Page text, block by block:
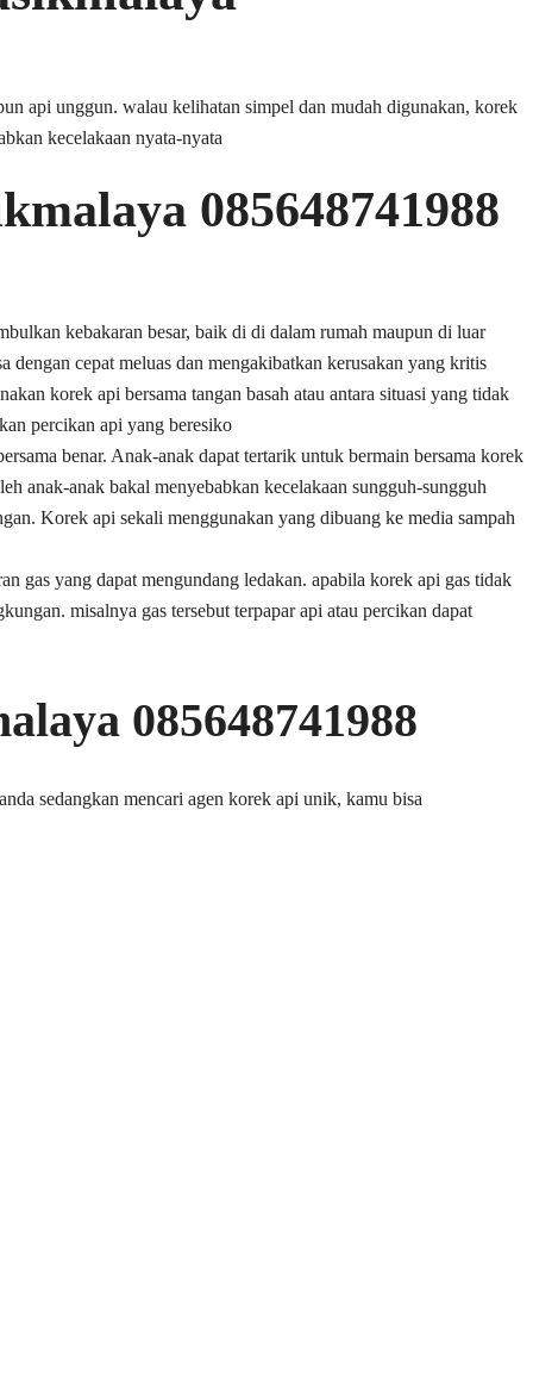
api unggun. walau kelihatan simpel dan mudah digunakan, korek
kecelakaan nyata-nyata
085648741988
kebakaran besar, baik di di dalam rumah maupun di luar
cepat meluas dan mengakibatkan kerusakan yang kritis
korek api bersama tangan basah atau antara situasi yang tidak
percikan api yang beresiko
benar. Anak-anak dapat tertarik untuk bermain bersama korek
anak-anak bakal menyebabkan kecelakaan sungguh-sungguh
Korek api sekali menggunakan yang dibuang ke media sampah
gas yang dapat mengundang ledakan. apabila korek api gas tidak
misalnya gas tersebut terpapar api atau percikan dapat
085648741988
sedangkan mencari agen korek api unik, kamu bisa